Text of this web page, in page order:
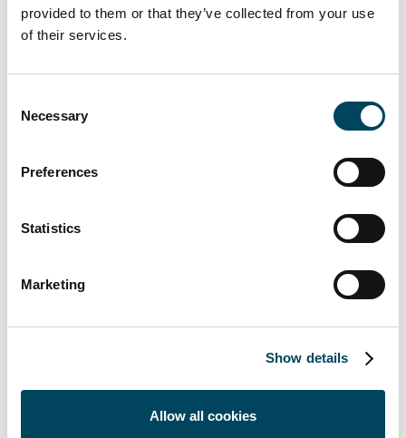
provided to them or that they’ve collected from your use
of their services.
Selection
Necessary
Preferences
Statistics
Marketing
Show details
Allow all cookies
„In dem vorlegenden Stimmungsbild
Aspekte zum Ausdruck, allein die Ausweitung
Immobilienvehikel auf Real Estate
scheint mehr als nur eine Vision“, so Dr.
zu den Ergebnissen der Umfrage. Ein Angriff
auf die Spezialfonds scheint sich hier
ergänzt Beyerle. In den kommenden Jahren
Anstieg des Marktvolumens in alternative
Immobilienanlageprodukte, wenngleich von
Akzeptanz von immobilienbasierten